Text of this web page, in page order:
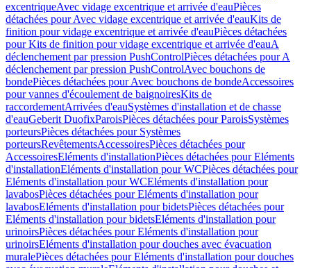
excentriqueAvec vidage excentrique et arrivée d'eauPièces
détachées pour Avec vidage excentrique et arrivée d'eauKits de
finition pour vidage excentrique et arrivée d'eauPièces détachées
pour Kits de finition pour vidage excentrique et arrivée d'eauA
déclenchement par pression PushControlPièces détachées pour A
déclenchement par pression PushControlAvec bouchons de
bondePièces détachées pour Avec bouchons de bondeAccessoires
pour vannes d'écoulement de baignoiresKits de
raccordementArrivées d'eauSystèmes d'installation et de chasse
d'eauGeberit DuofixParoisPièces détachées pour ParoisSystèmes
porteursPièces détachées pour Systèmes
porteursRevêtementsAccessoiresPièces détachées pour
AccessoiresEléments d'installationPièces détachées pour Eléments
d'installationEléments d'installation pour WCPièces détachées pour
Eléments d'installation pour WCEléments d'installation pour
lavabosPièces détachées pour Eléments d'installation pour
lavabosEléments d'installation pour bidetsPièces détachées pour
Eléments d'installation pour bidetsEléments d'installation pour
urinoirsPièces détachées pour Eléments d'installation pour
urinoirsEléments d'installation pour douches avec évacuation
muralePièces détachées pour Eléments d'installation pour douches